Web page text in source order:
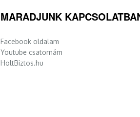
MARADJUNK
Facebook oldalam
Youtube csatornám
HoltBiztos.hu